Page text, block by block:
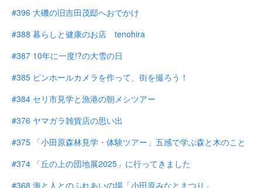
#396 大磯の旧吉田茂邸へおでかけ
#388 暮らしと健康のお店 tenohira
#387 10年に一度!?の大雪の日
#385 ピンホールカメラを作って、街を撮ろう！
#384 セリ市見学と漁港の朝メシツアー
#376 ヤマガラ雑貨店の思い出
#375 「小田原森林見学・体験ツアー」五感で学ぶ森と木のこと
#374 「丘の上の団地展2025」に行ってきました
#368 海と人とのふれあいの場「小田原みなとまつり」